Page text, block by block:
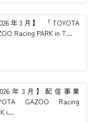
年3月】 「TOYOTA
Racing PARK in T…
年3月】配信事業
GAZOO Racing
i…